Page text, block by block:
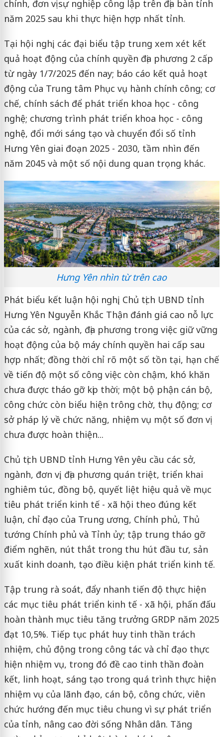
chính, đơn vị sự nghiệp công lập trên địa bàn tỉnh
năm 2025 sau khi thực hiện hợp nhất tỉnh.
Tại hội nghị, các đại biểu tập trung xem xét kết
quả hoạt động của chính quyền địa phương 2 cấp
từ ngày 1/7/2025 đến nay; báo cáo kết quả hoạt
động của Trung tâm Phục vụ hành chính công; cơ
chế, chính sách để phát triển khoa học - công
nghệ; chương trình phát triển khoa học - công
nghệ, đổi mới sáng tạo và chuyển đổi số tỉnh
Hưng Yên giai đoạn 2025 - 2030, tầm nhìn đến
năm 2045 và một số nội dung quan trọng khác.
Hưng Yên nhìn từ trên cao
Phát biểu kết luận hội nghị, Chủ tịch UBND tỉnh
Hưng Yên Nguyễn Khắc Thận đánh giá cao nỗ lực
của các sở, ngành, địa phương trong việc giữ vững
hoạt động của bộ máy chính quyền hai cấp sau
hợp nhất; đồng thời chỉ rõ một số tồn tại, hạn chế
về tiến độ một số công việc còn chậm, khó khăn
chưa được tháo gỡ kịp thời; một bộ phận cán bộ,
công chức còn biểu hiện trông chờ, thụ động; cơ
sở pháp lý về chức năng, nhiệm vụ một số đơn vị
chưa được hoàn thiện...
Chủ tịch UBND tỉnh Hưng Yên yêu cầu các sở,
ngành, đơn vị, địa phương quán triệt, triển khai
nghiêm túc, đồng bộ, quyết liệt hiệu quả về mục
tiêu phát triển kinh tế - xã hội theo đúng kết
luận, chỉ đạo của Trung ương, Chính phủ, Thủ
tướng Chính phủ và Tỉnh ủy; tập trung tháo gỡ
điểm nghẽn, nút thắt trong thu hút đầu tư, sản
xuất kinh doanh, tạo điều kiện phát triển kinh tế.
Tập trung rà soát, đẩy nhanh tiến độ thực hiện
các mục tiêu phát triển kinh tế - xã hội, phấn đấu
hoàn thành mục tiêu tăng trưởng GRDP năm 2025
đạt 10,5%. Tiếp tục phát huy tinh thần trách
nhiệm, chủ động trong công tác và chỉ đạo thực
hiện nhiệm vụ, trong đó đề cao tinh thần đoàn
kết, linh hoạt, sáng tạo trong quá trình thực hiện
nhiệm vụ của lãnh đạo, cán bộ, công chức, viên
chức hướng đến mục tiêu chung vì sự phát triển
của tỉnh, nâng cao đời sống Nhân dân. Tăng